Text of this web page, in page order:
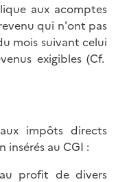
aux acomptes
qui n'ont pas
mois suivant celui
exigibles (Cf.
impôts directs
insérés au CGI :
profit de divers